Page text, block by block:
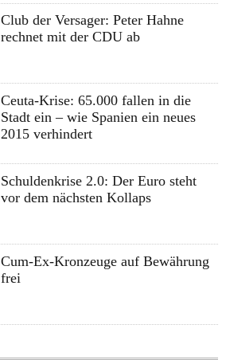
Club der Versager: Peter Hahne
rechnet mit der CDU ab
Ceuta-Krise: 65.000 fallen in die
Stadt ein – wie Spanien ein neues
2015 verhindert
Schuldenkrise 2.0: Der Euro steht
vor dem nächsten Kollaps
Cum-Ex-Kronzeuge auf Bewährung
frei